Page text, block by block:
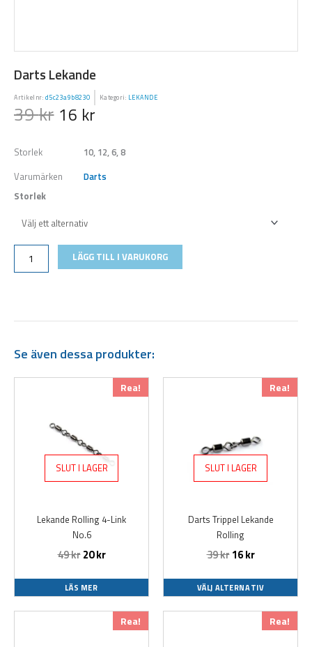
Darts Lekande
Artikelnr: d5c23a9b8230 Kategori: LEKANDE
39kr 16 kr
Storlek
10, 12, 6, 8
Varumärken
Darts
Storlek
Lekande
LÄGG TILL I VARUKORG
Se även dessa produkter:
Rea!
SLUT I LAGER
Lekande Rolling 4-Link
No.6
49kr
ursprungliga
49 kr.
20kr
Det
nuvarande
LÄS MER
Rea!
SLUT I LAGER
Darts Trippel Lekande
Rolling
39kr16kr
VÄLJ ALTERNATIV
flera
kan
väljas
på
Rea! Rea!